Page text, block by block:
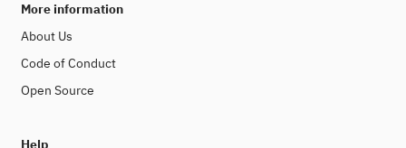
More information
About Us
Code of Conduct
Open Source
Help